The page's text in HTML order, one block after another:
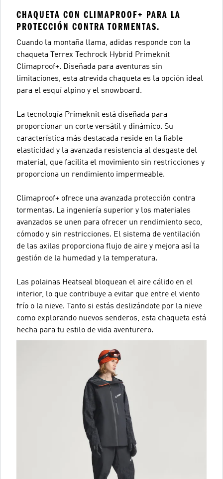
CHAQUETA CON CLIMAPROOF+ PARA LA
PROTECCIÓN CONTRA TORMENTAS.
Cuando la montaña llama, adidas responde con la
chaqueta Terrex Techrock Hybrid Primeknit
Climaproof+. Diseñada para aventuras sin
limitaciones, esta atrevida chaqueta es la opción ideal
para el esquí alpino y el snowboard.
La tecnología Primeknit está diseñada para
proporcionar un corte versátil y dinámico. Su
característica más destacada reside en la fiable
elasticidad y la avanzada resistencia al desgaste del
material, que facilita el movimiento sin restricciones y
proporciona un rendimiento impermeable.
Climaproof+ ofrece una avanzada protección contra
tormentas. La ingeniería superior y los materiales
avanzados se unen para ofrecer un rendimiento seco,
cómodo y sin restricciones. El sistema de ventilación
de las axilas proporciona flujo de aire y mejora así la
gestión de la humedad y la temperatura.
Las polainas Heatseal bloquean el aire cálido en el
interior, lo que contribuye a evitar que entre el viento
frío o la nieve. Tanto si estás deslizándote por la nieve
como explorando nuevos senderos, esta chaqueta está
hecha para tu estilo de vida aventurero.